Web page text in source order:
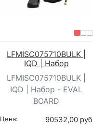
LFMISC075710BULK |
IQD | Набор
LFMISC075710BULK |
IQD | Набор - EVAL
BOARD
Цена: 90532,00 руб